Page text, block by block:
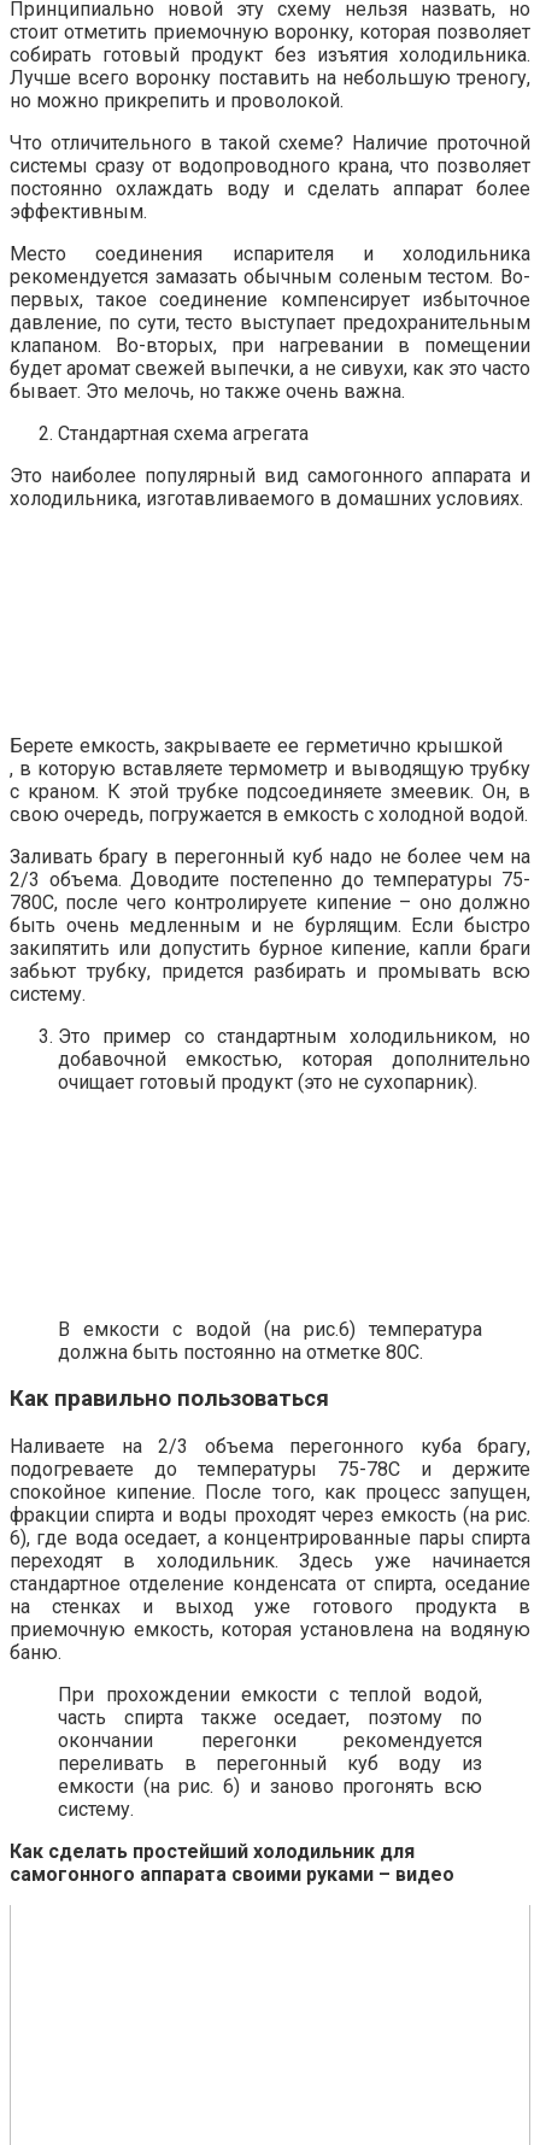
Принципиально новой эту схему нельзя назвать, но
стоит отметить приемочную воронку, которая позволяет
собирать готовый продукт без изъятия холодильника.
Лучше всего воронку поставить на небольшую треногу,
но можно прикрепить и проволокой.
Что отличительного в такой схеме? Наличие проточной
системы сразу от водопроводного крана, что позволяет
постоянно охлаждать воду и сделать аппарат более
эффективным.
Место соединения испарителя и холодильника
рекомендуется замазать обычным соленым тестом. Во-
первых, такое соединение компенсирует избыточное
давление, по сути, тесто выступает предохранительным
клапаном. Во-вторых, при нагревании в помещении
будет аромат свежей выпечки, а не сивухи, как это часто
бывает. Это мелочь, но также очень важна.
Стандартная схема агрегата
Это наиболее популярный вид самогонного аппарата и
холодильника, изготавливаемого в домашних условиях.
Берете емкость, закрываете ее герметично крышкой
, в которую вставляете термометр и выводящую трубку
с краном. К этой трубке подсоединяете змеевик. Он, в
свою очередь, погружается в емкость с холодной водой.
Заливать брагу в перегонный куб надо не более чем на
2/3 объема. Доводите постепенно до температуры 75-
780С, после чего контролируете кипение – оно должно
быть очень медленным и не бурлящим. Если быстро
закипятить или допустить бурное кипение, капли браги
забьют трубку, придется разбирать и промывать всю
систему.
Это пример со стандартным холодильником, но
добавочной емкостью, которая дополнительно
очищает готовый продукт (это не сухопарник).
В емкости с водой (на рис.6) температура
должна быть постоянно на отметке 80С.
Как правильно пользоваться
Наливаете на 2/3 объема перегонного куба брагу,
подогреваете до температуры 75-78С и держите
спокойное кипение. После того, как процесс запущен,
фракции спирта и воды проходят через емкость (на рис.
6), где вода оседает, а концентрированные пары спирта
переходят в холодильник. Здесь уже начинается
стандартное отделение конденсата от спирта, оседание
на стенках и выход уже готового продукта в
приемочную емкость, которая установлена на водяную
баню.
При прохождении емкости с теплой водой,
часть спирта также оседает, поэтому по
окончании перегонки рекомендуется
переливать в перегонный куб воду из
емкости (на рис. 6) и заново прогонять всю
систему.
Как сделать простейший холодильник для
самогонного аппарата своими руками – видео